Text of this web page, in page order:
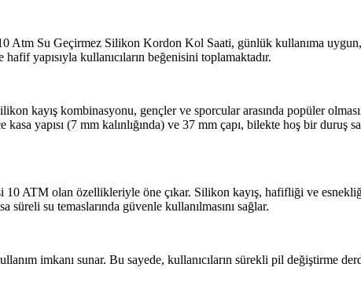
Su Geçirmez Silikon Kordon Kol Saati, günlük kullanıma uygun,
yapısıyla kullanıcıların beğenisini toplamaktadır.
kayış kombinasyonu, gençler ve sporcular arasında popüler
yapısı (7 mm kalınlığında) ve 37 mm çapı, bilekte hoş bir duruş
ATM olan özellikleriyle öne çıkar. Silikon kayış, hafifliği ve
su temaslarında güvenle kullanılmasını sağlar.
imkanı sunar. Bu sayede, kullanıcıların sürekli pil değiştirme